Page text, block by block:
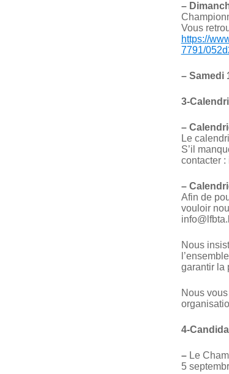
–
Vous
https://
7791/
– Samedi
3-
–
Le
S’il
contacter :
–
Afin de
vouloir
Nous
garantir la
Nous
4-
–Le
5